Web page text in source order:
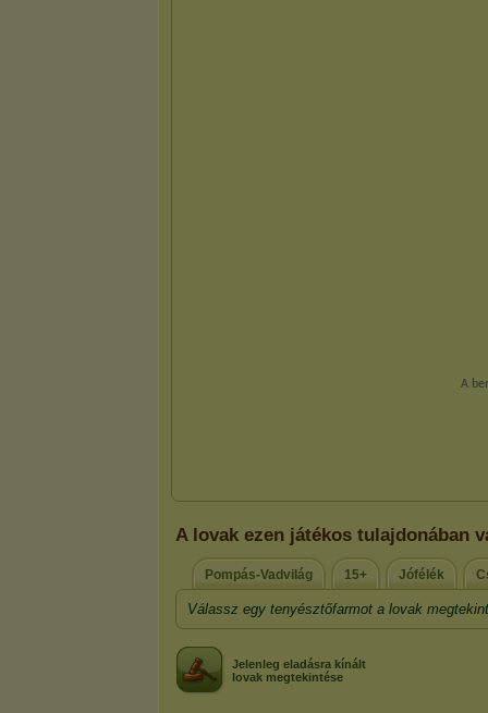
A lovak ezen játékos tulajdonában
Pompás-Vadvilág 15+ Jófélék
Válassz egy tenyésztőfarmot a lovak
Jelenleg eladásra kínált
lovak megtekintése